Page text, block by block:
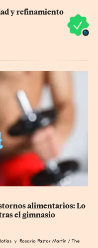
y refinamiento
alimentarios: Lo
el gimnasio
y Rosario Pastor Martín / The